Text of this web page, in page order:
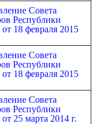
Совета
Республики
от 18 февраля 2015
Совета
Республики
от 18 февраля 2015
Совета
Республики
от 25 марта 2014 г.